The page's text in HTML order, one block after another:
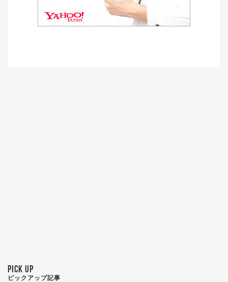
PICK UP
ピックアップ記事